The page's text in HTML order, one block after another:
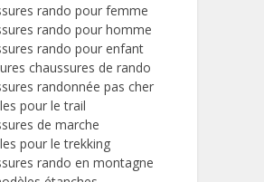
rando pour femme
rando pour homme
rando pour enfant
chaussures de rando
randonnée pas cher
pour le trail
de marche
pour le trekking
rando en montagne